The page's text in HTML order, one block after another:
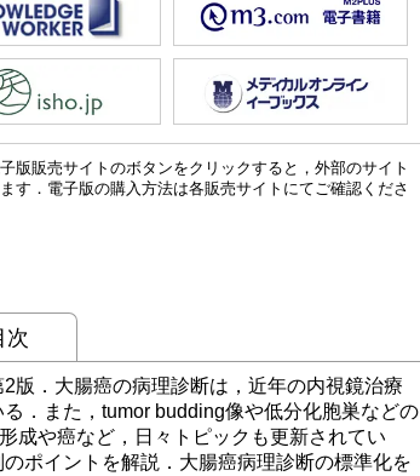
版販売サイトのボタンをクリックすると，外部のサイト
す．電子版の購入方法は各販売サイトにてご確認くださ
次
版．大腸癌の病理診断は，近年の内視鏡治療
．また，tumor budding像や低分化胞巣などの
成や癌など，日々トピックも更新されてい
ポイントを解説．大腸癌病理診断の標準化を